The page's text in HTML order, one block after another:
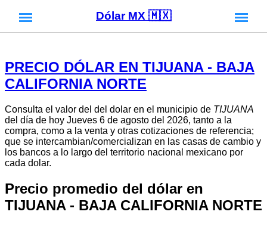
Dólar MX 🇲🇽
PRECIO DÓLAR EN TIJUANA - BAJA
CALIFORNIA NORTE
Consulta el valor del del dolar en el municipio de TIJUANA
del día de hoy Jueves 6 de agosto del 2026, tanto a la
compra, como a la venta y otras cotizaciones de referencia;
que se intercambian/comercializan en las casas de cambio y
los bancos a lo largo del territorio nacional mexicano por
cada dolar.
Precio promedio del dólar en
TIJUANA - BAJA CALIFORNIA NORTE